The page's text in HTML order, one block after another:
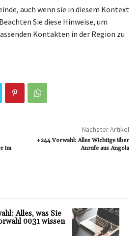
auch wenn sie in diesem Kontext
Sie diese Hinweise, um
Kontakten in der Region zu
im
Nächster Artikel
+244 Vorwahl: Alles Wichtige über
Anrufe aus Angola
Alles, was Sie
0031 wissen